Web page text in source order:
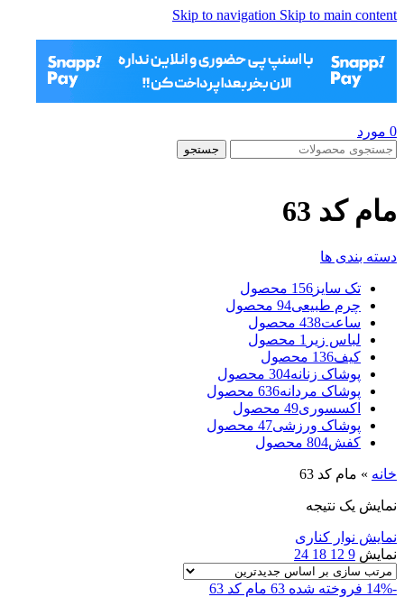
Skip to navigation Skip to main content
0 مورد
جستجو
مام کد 63
دسته بندی ها
تک سایز 156 محصول
چرم طبیعی94 محصول
ساعت438 محصول
لباس زیر 1 محصول
کیف136 محصول
پوشاک زنانه304 محصول
پوشاک مردانه636 محصول
اکسسوری49 محصول
پوشاک ورزشی47 محصول
کفش804 محصول
خانه » مام کد 63
نمایش یک نتیجه
نمایش نوار کناری
نمایش 9
12
18
24
-14% فروخته شده 63 مام کد 63